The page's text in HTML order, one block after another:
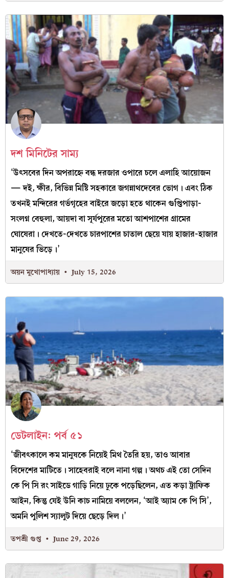
দশ মিনিটের সাম্য
‘উৎসবের দিন অপরাহ্নে বন্ধ দরজার ওপারে চলে এলাহি আয়োজন
— দই, ক্ষীর, বিভিন্ন মিষ্টি সহকারে জগন্নাথদেবের ভোগ। এবং ঠিক
তখনই মন্দিরের গর্ভগৃহের বাইরে জড়ো হতে থাকেন গুপ্তিপাড়া-
সংলগ্ন বেহুলা, আয়দা বা সূর্যপুরের মতো আশপাশের গ্রামের
ঘোষেরা। দেখতে-দেখতে চারপাশের চাতাল ছেয়ে যায় হাজার-হাজার
মানুষের ভিড়ে।’
অয়ন মুখোপাধ্যায় July 15, 2026
ডেটলাইন: পর্ব ৫১
‘জীবৎকালে কম মানুষকে নিয়েই মিথ তৈরি হয়, তাও আবার
বিদেশের মাটিতে। সাহেবরাই বলে নানা গল্প। অথচ এই তো সেদিন
কে পি সি রং সাইডে গাড়ি নিয়ে ঢুকে পড়েছিলেন, এত কড়া ট্রাফিক
আইন, কিন্তু যেই উনি কাচ নামিয়ে বললেন, ‘আই অ্যাম কে পি সি’,
অমনি পুলিশ স্যালুট দিয়ে ছেড়ে দিল।’
তপশ্রী গুপ্ত June 29, 2026